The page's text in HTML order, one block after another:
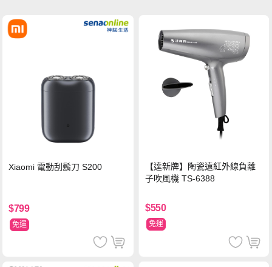
Xiaomi 電動刮鬍刀 S200
$799
免運
【達新牌】陶瓷遠紅外線負離
子吹風機 TS-6388
$550
免運